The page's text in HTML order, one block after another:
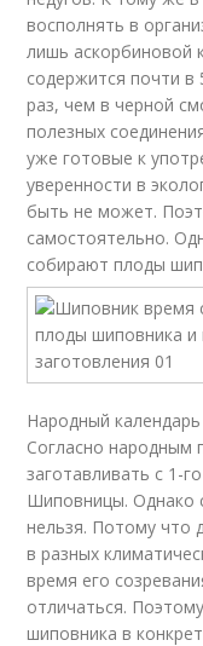
восполнять в
лишь аскорбиновой
содержится почти
раз, чем в черной
полезных
уже готовые к
уверенности в
быть не может.
самостоятельно.
собирают плоды
Народный календарь
Согласно народным
заготавливать с 1-
Шиповницы. Однако
нельзя. Потому что
в разных
время его
отличаться.
шиповника в